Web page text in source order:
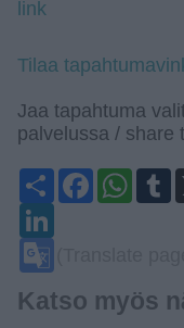
link
Tilaa
Jaa tapahtuma
palvelussa / share
ShareFacebook
Katso myös